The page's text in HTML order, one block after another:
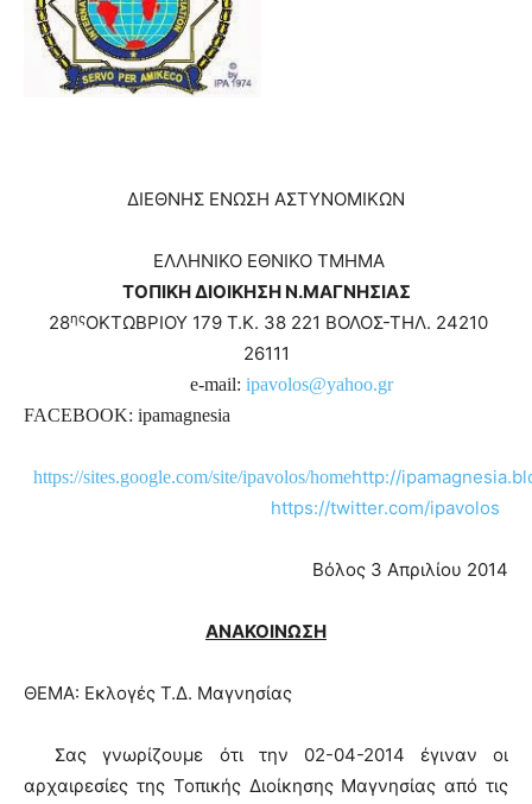
ΔΙΕΘΝΗΣ ΕΝΩΣΗ ΑΣΤΥΝΟΜΙΚΩΝ
ΕΛΛΗΝΙΚΟ ΕΘΝΙΚΟ ΤΜΗΜΑ
ΤΟΠΙΚΗ ΔΙΟΙΚΗΣΗ Ν.ΜΑΓΝΗΣΙΑΣ
28ηςΟΚΤΩΒΡΙΟΥ 179 Τ.Κ. 38 221 ΒΟΛΟΣ-ΤΗΛ. 24210
26111
e-mail: ipavolos@yahoo.gr
FACEBOOK: ipamagnesia
https://sites.google.com/site/ipavolos/homehttp://
https://twitter.com/ipavolos
Βόλος 3 Απριλίου 2014
ΑΝΑΚΟΙΝΩΣΗ
ΘΕΜΑ: Εκλογές Τ.Δ. Μαγνησίας
Σας γνωρίζουμε ότι την 02-04-2014 έγιναν οι
αρχαιρεσίες της Τοπικής Διοίκησης Μαγνησίας από τις